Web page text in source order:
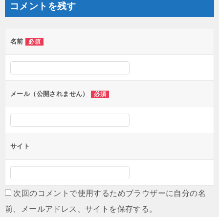
コメントを残す
名前 必須
メール（公開されません） 必須
サイト
次回のコメントで使用するためブラウザーに自分の名
前、メールアドレス、サイトを保存する。